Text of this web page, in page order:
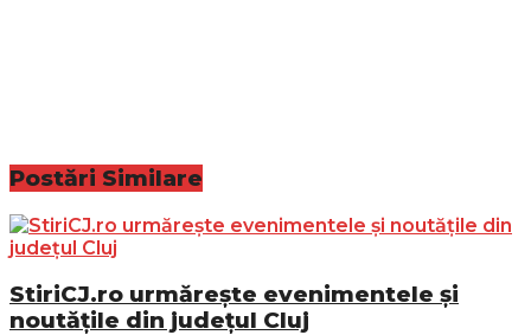
Postări Similare
StiriCJ.ro urmărește evenimentele și
noutățile din județul Cluj